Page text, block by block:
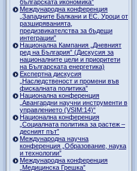
българската икономика”
Международна конференция
„Западните Балкани и ЕС. Уроци от
разширяванията,
предизвикателства за бъдещи
интеграции”
Национална Кампания „Дневният
ред на България” (Дискусия за
националните цели и приоритети
на Българската енергетика)
Експертна дискусия
„Наследственост и промени във
фискалната политика”
Национална конференция
„Авангардни научни инструменти в
управлението (VSIM:14)“
Национална конференция
„Социалната политика за растеж –
десният път”
Международна научна
конференция „Образование, наука
и технологии”
Международна конференция
„Медицинска Грешка”